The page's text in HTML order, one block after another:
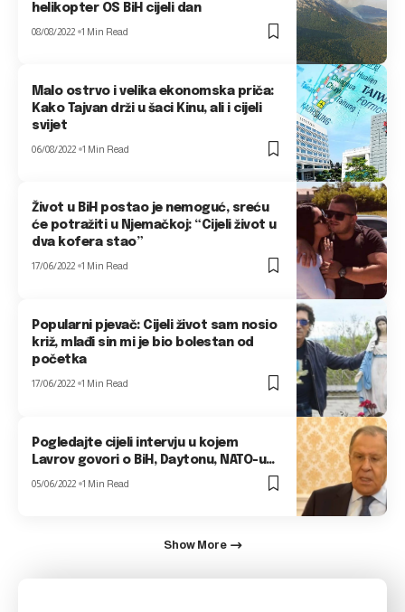
helikopter OS BiH cijeli dan
08/08/2022 1 Min Read
Malo ostrvo i velika ekonomska priča:
Kako Tajvan drži u šaci Kinu, ali i cijeli
svijet
06/08/2022 1 Min Read
Život u BiH postao je nemoguć, sreću
će potražiti u Njemačkoj: “Cijeli život u
dva kofera stao”
17/06/2022 1 Min Read
Popularni pjevač: Cijeli život sam nosio
križ, mlađi sin mi je bio bolestan od
početka
17/06/2022 1 Min Read
Pogledajte cijeli intervju u kojem
Lavrov govori o BiH, Daytonu, NATO-u…
05/06/2022 1 Min Read
Show More